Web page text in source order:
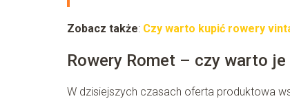
Zobacz także: Czy warto kupić rowery
Rowery Romet – czy warto je
W dzisiejszych czasach oferta produktowa